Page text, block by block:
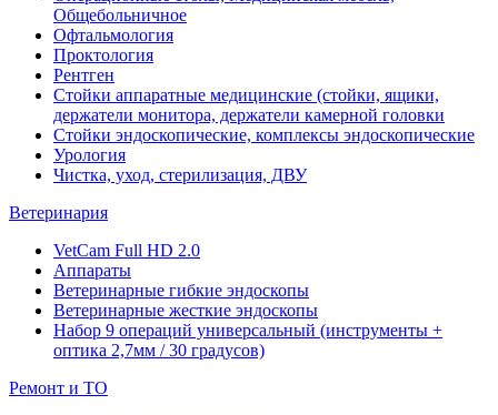
Общебольничное
Офтальмология
Проктология
Рентген
Стойки аппаратные медицинские (стойки, ящики,
держатели монитора, держатели камерной головки
Стойки эндоскопические, комплексы эндоскопические
Урология
Чистка, уход, стерилизация, ДВУ
Ветеринария
VetCam Full HD 2.0
Аппараты
Ветеринарные гибкие эндоскопы
Ветеринарные жесткие эндоскопы
Набор 9 операций универсальный (инструменты +
оптика 2,7мм / 30 градусов)
Ремонт и ТО